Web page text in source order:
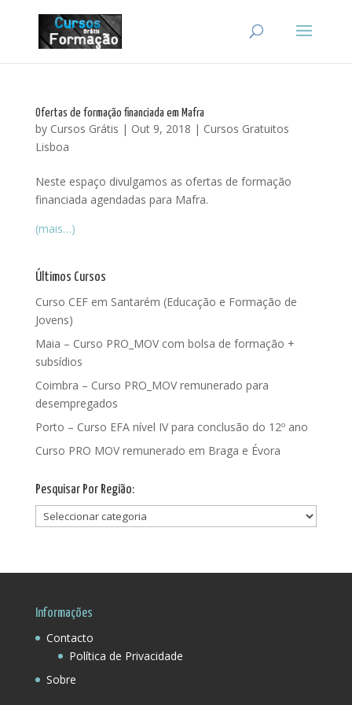
Ofertas de formação financiada em Mafra
by Cursos Grátis | Out 9, 2018 | Cursos Gratuitos
Lisboa
Neste espaço divulgamos as ofertas de formação
financiada agendadas para Mafra.
(mais…)
Últimos Cursos
Curso CEF em Santarém (Educação e Formação de
Jovens)
Maia – Curso PRO_MOV com bolsa de formação +
subsídios
Coimbra – Curso PRO_MOV remunerado para
desempregados
Porto – Curso EFA nível IV para conclusão do 12º ano
Curso PRO MOV remunerado em Braga e Évora
Pesquisar Por Região:
Pesquisar
Por
Informações
Contacto
Política de Privacidade
Sobre